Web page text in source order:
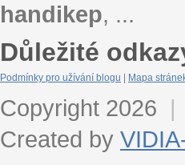
handikep, ...
Důležité
Podmínky pro užívání blogu Mapa
Copyright 2026 |
Created by